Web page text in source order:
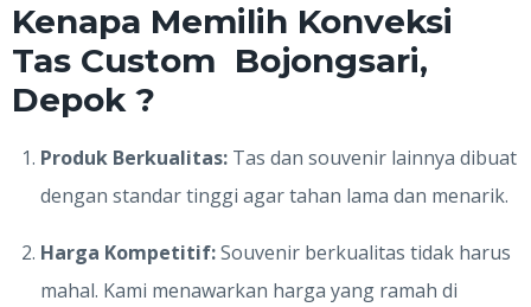
Kenapa Memilih Konveksi
Tas Custom Bojongsari,
Depok ?
Produk Berkualitas: Tas dan souvenir lainnya dibuat
dengan standar tinggi agar tahan lama dan menarik.
Harga Kompetitif:Souvenir berkualitas tidak harus
mahal. Kami menawarkan harga yang ramah di